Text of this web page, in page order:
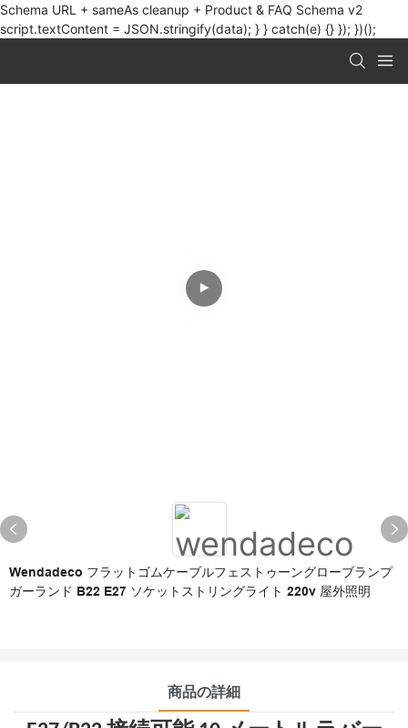
Schema URL + sameAs cleanup + Product & FAQ Schema v2
script.textContent = JSON.stringify(data); } } catch(e) {} }); })();
Wendadeco フラットゴムケーブルフェストゥーングローブランプ
ガーランド B22 E27 ソケットストリングライト 220v 屋外照明
商品の詳細